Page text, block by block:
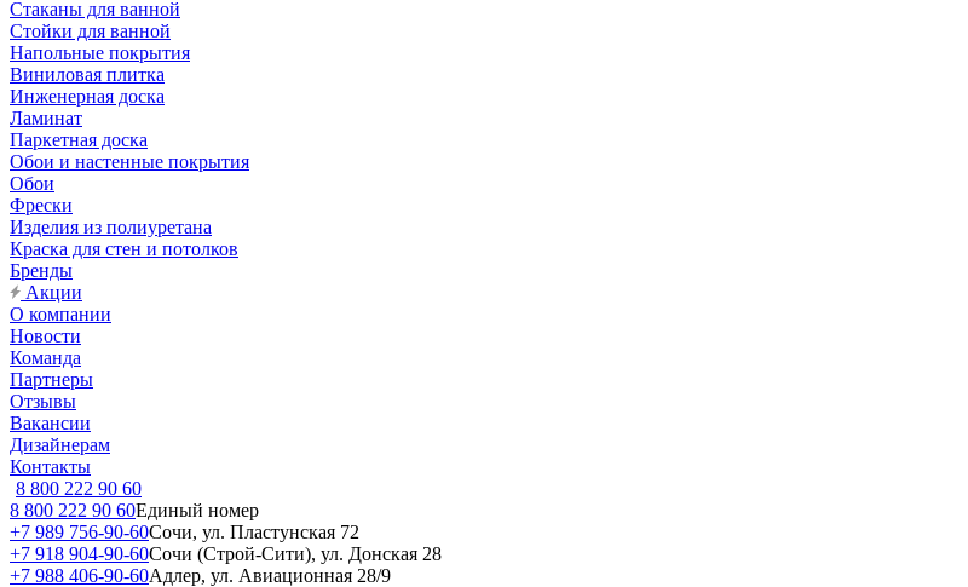
Стаканы для ванной
Стойки для ванной
Напольные покрытия
Виниловая плитка
Инженерная доска
Ламинат
Паркетная доска
Обои и настенные покрытия
Обои
Фрески
Изделия из полиуретана
Краска для стен и потолков
Бренды
Акции
О компании
Новости
Команда
Партнеры
Отзывы
Вакансии
Дизайнерам
Контакты
8 800 222 90 60
8 800 222 90 60Единый номер
+7 989 756-90-60Сочи, ул. Пластунская 72
+7 918 904-90-60Сочи (Строй-Сити), ул. Донская 28
+7 988 406-90-60Адлер, ул. Авиационная 28/9